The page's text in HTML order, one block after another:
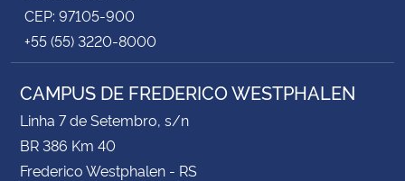
CEP: 97105-900
+55 (55) 3220-8000
CAMPUS DE FREDERICO WESTPHALEN
Linha 7 de Setembro, s/n
BR 386 Km 40
Frederico Westphalen - RS